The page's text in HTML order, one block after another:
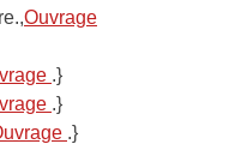
Ouvrage
.}
.}
.}